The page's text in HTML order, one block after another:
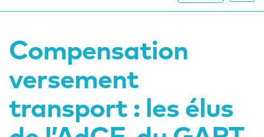
Compensation
versement
transport : les élus